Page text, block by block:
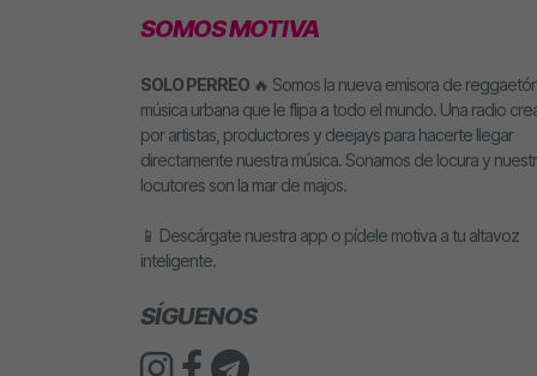
SOMOS MOTIVA
SOLO PERREO 🔥 Somos la nueva emisora de
música urbana que le flipa a todo el mundo. Una radio
por artistas, productores y deejays para hacerte llegar
directamente nuestra música. Sonamos de locura y
locutores son la mar de majos.
📱 Descárgate nuestra app o pídele motiva a tu altavoz
inteligente.
SÍGUENOS